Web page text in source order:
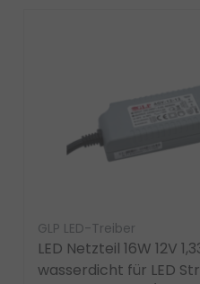
GLP LED-Treiber
LED Netzteil 16W 12V
wasserdicht für LED